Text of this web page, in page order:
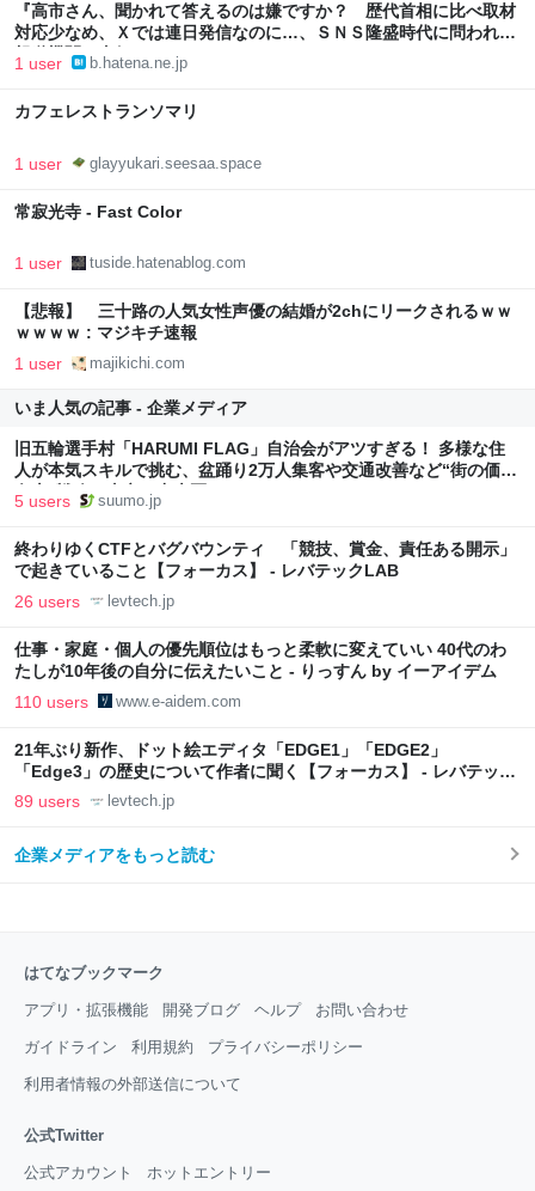
『高市さん、聞かれて答えるのは嫌ですか？ 歴代首相に比べ取材
対応少なめ、Ｘでは連日発信なのに…、ＳＮＳ隆盛時代に問われる
報道機関の真価 | NEWSjp』へのコメント
1 user b.hatena.ne.jp
カフェレストランソマリ
1 user glayyukari.seesaa.space
常寂光寺 - Fast Color
1 user tuside.hatenablog.com
【悲報】 三十路の人気女性声優の結婚が2chにリークされるｗｗ
ｗｗｗｗ : マジキチ速報
1 user majikichi.com
いま人気の記事 - 企業メディア
旧五輪選手村「HARUMI FLAG」自治会がアツすぎる！ 多様な住
人が本気スキルで挑む、盆踊り2万人集客や交通改善など“街の価値
向上”戦略 東京・中央区
5 users suumo.jp
終わりゆくCTFとバグバウンティ 「競技、賞金、責任ある開示」
で起きていること【フォーカス】 - レバテックLAB
26 users levtech.jp
仕事・家庭・個人の優先順位はもっと柔軟に変えていい 40代のわ
たしが10年後の自分に伝えたいこと - りっすん by イーアイデム
110 users www.e-aidem.com
21年ぶり新作、ドット絵エディタ「EDGE1」「EDGE2」
「Edge3」の歴史について作者に聞く【フォーカス】 - レバテック
LAB
89 users levtech.jp
企業メディアをもっと読む
はてなブックマーク
アプリ・拡張機能 開発ブログ ヘルプ お問い合わせ
ガイドライン 利用規約 プライバシーポリシー
利用者情報の外部送信について
公式Twitter
公式アカウント ホットエントリー